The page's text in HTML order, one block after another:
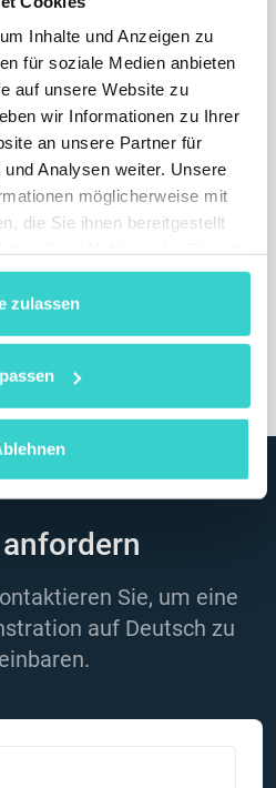
Inhalte und Anzeigen zu
für soziale Medien anbieten
auf unsere Website zu
wir Informationen zu Ihrer
an unsere Partner für
Analysen weiter. Unsere
möglicherweise mit
die Sie ihnen bereitgestellt
zulassen
auf die
ITAD Summit
2026
Summit 2026 teil, um
die Zukunft
und des
Sie, um eine
auf Deutsch zu